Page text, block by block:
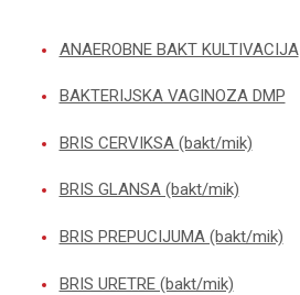
ANAEROBNE BAKT KULTIVACIJA
BAKTERIJSKA VAGINOZA DMP
BRIS CERVIKSA (bakt/mik)
BRIS GLANSA (bakt/mik)
BRIS PREPUCIJUMA (bakt/mik)
BRIS URETRE (bakt/mik)